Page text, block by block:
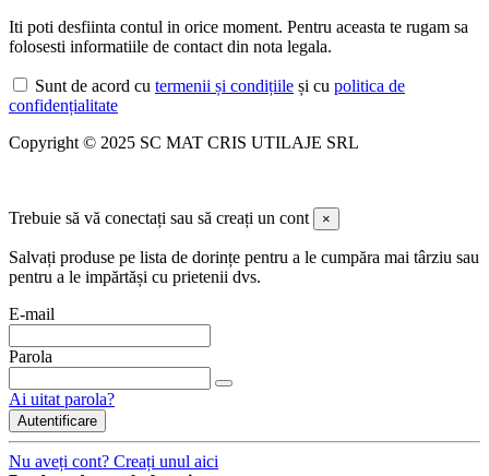
Iti poti desfiinta contul in orice moment. Pentru aceasta te rugam sa
folosesti informatiile de contact din nota legala.
Sunt de acord cu termenii și condițiile și cu politica de
confidențialitate
Copyright © 2025 SC MAT CRIS UTILAJE SRL
Trebuie să vă conectați sau să creați un cont ×
Salvați produse pe lista de dorințe pentru a le cumpăra mai târziu sau
pentru a le impărtăși cu prietenii dvs.
E-mail
Parola
Ai uitat parola?
Autentificare
Nu aveți cont? Creați unul aici